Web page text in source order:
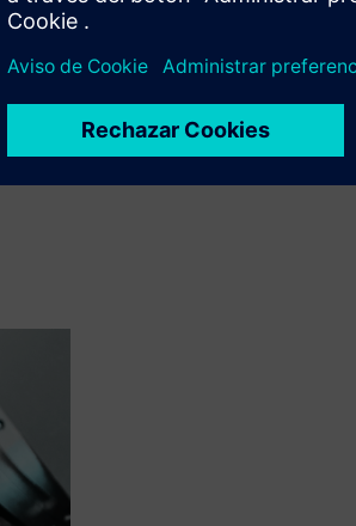
Siemens Xcelerator que
integrarlo, operarlo o